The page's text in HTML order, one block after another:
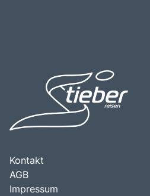
Kontakt
AGB
Impressum